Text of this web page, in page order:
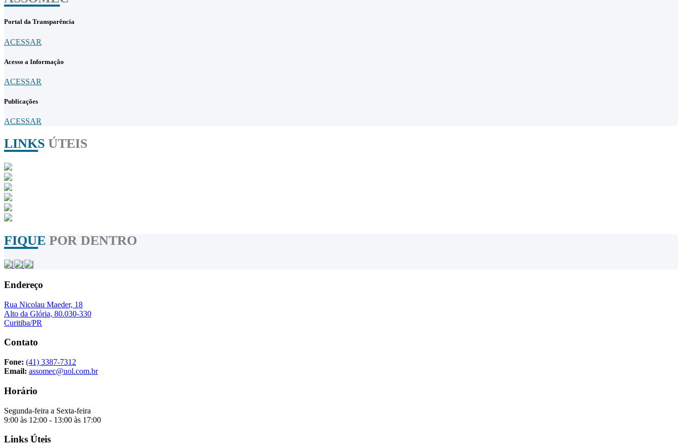
Portal da Transparência
ACESSAR
Acesso a Informação
ACESSAR
Publicações
ACESSAR
LINKS ÚTEIS
FIQUE POR DENTRO
Endereço
Rua Nicolau Maeder, 18
Alto da Glória, 80.030-330
Curitiba/PR
Contato
Fone: (41) 3387-7312
Email: assomec@uol.com.br
Horário
Segunda-feira a Sexta-feira
9:00 às 12:00 - 13:00 às 17:00
Links Úteis